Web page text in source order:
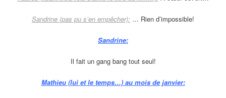
Sandrine (pas pu s’en empêcher): … Rien d’impossible!
Sandrine:
Il fait un gang bang tout seul!
Mathieu (lui et le temps…) au mois de janvier: